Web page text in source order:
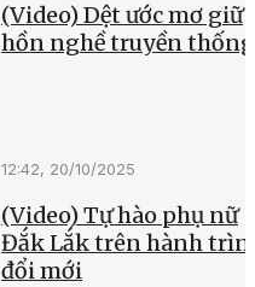
(Video) Dệt ước mơ giữ
hồn nghề truyền thống
12:42, 20/10/2025
(Video) Tự hào phụ nữ
Đắk Lắk trên hành
đổi mới